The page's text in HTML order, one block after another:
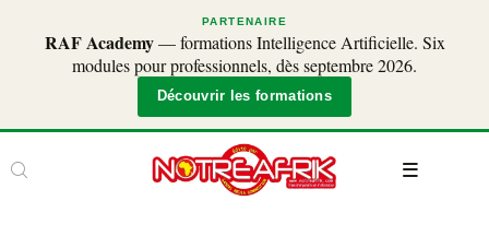
PARTENAIRE
RAF Academy— formations Intelligence Artificielle. Six
modules pour professionnels, dès septembre 2026.
Découvrir les formations